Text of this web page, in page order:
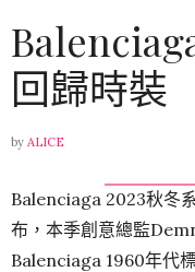
回歸時裝
by ALICE
Balenciaga 2023秋冬
布，本季創意總監
Balenciaga 1960年代